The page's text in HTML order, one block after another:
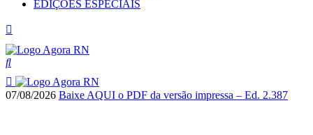
EDIÇÕES ESPECIAIS
07/08/2026 Baixe AQUI o PDF da versão impressa – Ed. 2.387